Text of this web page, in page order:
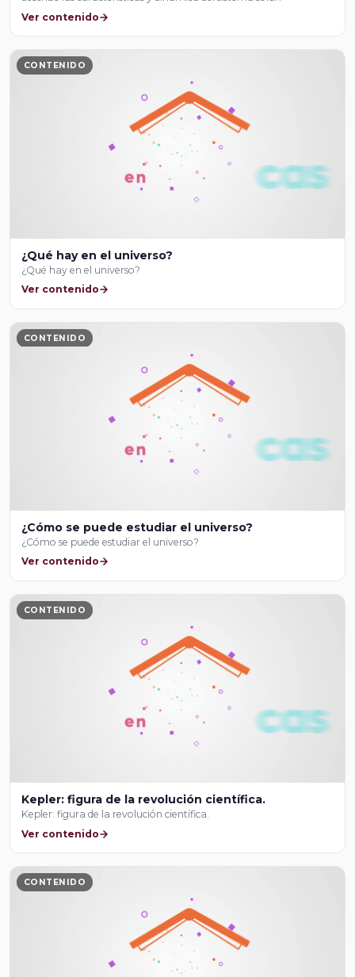
Ver contenido
CONTENIDO
¿Qué hay en el universo?
¿Qué hay en el universo?
Ver contenido
CONTENIDO
¿Cómo se puede estudiar el universo?
¿Cómo se puede estudiar el universo?
Ver contenido
CONTENIDO
Kepler: figura de la revolución científica.
Kepler: figura de la revolución científica.
Ver contenido
CONTENIDO